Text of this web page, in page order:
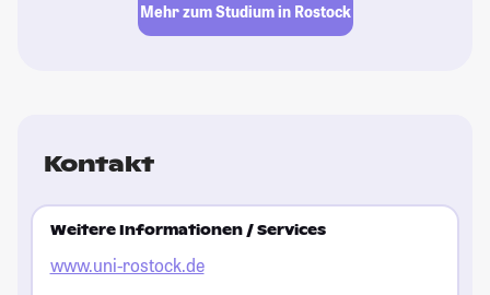
Mehr zum Studium in Rostock
Kontakt
Weitere Informationen / Services
www.uni-rostock.de